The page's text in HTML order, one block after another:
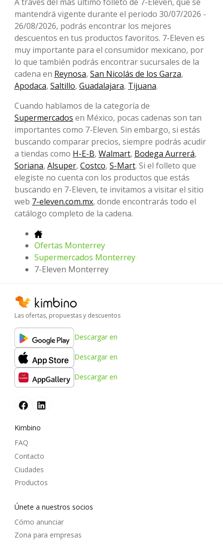
mantendrá vigente durante el periodo 30/07/2026 -
26/08/2026, podrás encontrar los mejores
descuentos en tus productos favoritos. 7-Eleven es
muy importante para el consumidor mexicano, por
lo que también podrás encontrar sucursales de la
cadena en Reynosa, San Nicolás de los Garza,
Apodaca, Saltillo, Guadalajara, Tijuana.
Cuando hablamos de la categoría de
Supermercados en México, pocas cadenas son tan
importantes como 7-Eleven. Sin embargo, si estás
buscando comparar precios, siempre podrás acudir
a tiendas como H-E-B, Walmart, Bodega Aurrerá,
Soriana, Alsuper, Costco, S-Mart. Si el folleto que
elegiste no cuenta con los productos que estás
buscando en 7-Eleven, te invitamos a visitar el sitio
web 7-eleven.com.mx, donde encontrarás todo el
catálogo completo de la cadena.
Ofertas Monterrey
Supermercados Monterrey
7-Eleven Monterrey
Las ofertas, propuestas y descuentos
Descargar en
Descargar en
Descargar en
Kimbino
FAQ
Contacto
Ciudades
Productos
Únete a nuestros socios
Cómo anunciar
Zona para empresas